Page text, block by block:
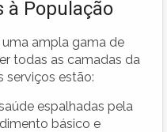
à População
ampla gama de
todas as camadas da
serviços estão:
espalhadas pela
básico e